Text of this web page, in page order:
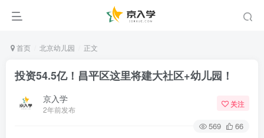
首页 北京幼儿园 正文
投资54.5亿！昌平区这里将建大社区+幼儿园！
京入学
2年前发布
关注
569 66